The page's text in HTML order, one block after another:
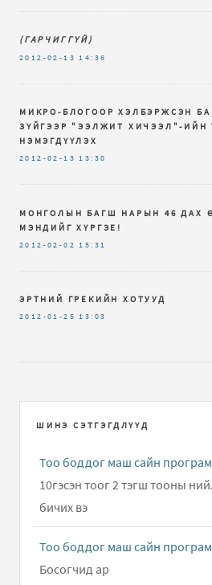
(ГАРЧИГГҮЙ)
2012-02-13 14:36
МИКРО-БЛОГООР ХЭЛБЭРЖСЭН
ЗҮЙГЭЭР "ЭЭЛЖИТ ХИЧЭЭЛ"-ИЙН
НЭМЭГДҮҮЛЭХ
2012-02-13 13:30
МОНГОЛЫН БАГШ НАРЫН 46 ДАХ
МЭНДИЙГ ХҮРГЭЕ!
2012-02-02 15:31
ЭРТНИЙ ГРЕКИЙН ХОТУУД
2012-01-25 13:03
ШИНЭ СЭТГЭГДЛҮҮД
Тоо боддог маш сайн
10гэсэн тоог 2 тэгш тооны
бичих вэ
Тоо боддог маш сайн
Босогчид ар